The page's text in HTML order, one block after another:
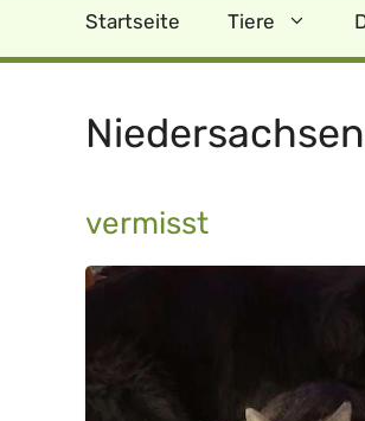
Startseite Tiere
vermisst